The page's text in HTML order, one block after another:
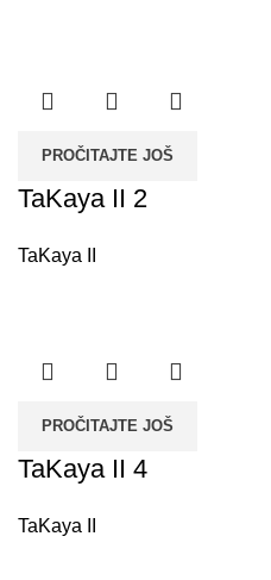
PROČITAJTE JOŠ
TaKaya II 2
TaKaya II
PROČITAJTE JOŠ
TaKaya II 4
TaKaya II